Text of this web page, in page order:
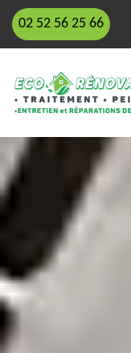
02 52 56 25 66